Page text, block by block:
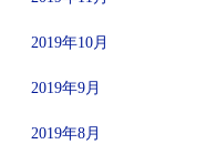
2019年10月
2019年9月
2019年8月